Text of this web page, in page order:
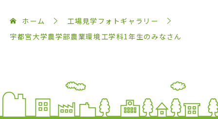
ホーム
工場見学フォトギャラリー
宇都宮大学農学部農業環境工学科1年生のみなさん